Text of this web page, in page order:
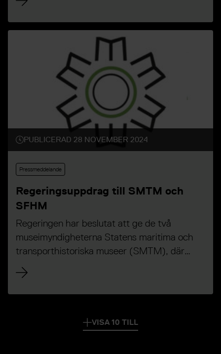
systerskepp Äpplet.
PUBLICERAD 28 NOVEMBER 2024
Pressmeddelande
Regeringsuppdrag till SMTM och
SFHM
Regeringen har beslutat att ge de två
museimyndigheterna Statens maritima och
transporthistoriska museer (SMTM), där
Vrak – Museum of Wrecks ingår, och Statens
försvarshistoriska museer (SFHM) ett
gemensamt uppdrag att lämna förslag på hur
inordnas i SMTM. VISA 10 TILL